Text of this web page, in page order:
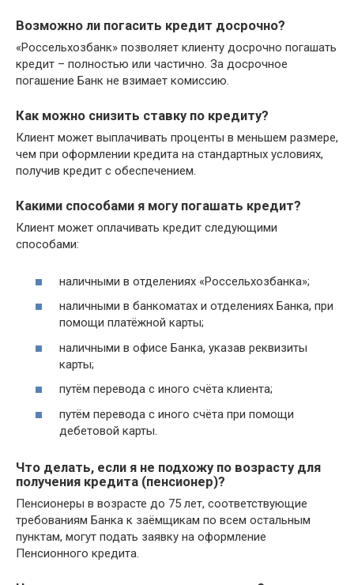
Возможно ли погасить кредит досрочно?
«Россельхозбанк» позволяет клиенту досрочно погашать
кредит – полностью или частично. За досрочное
погашение Банк не взимает комиссию.
Как можно снизить ставку по кредиту?
Клиент может выплачивать проценты в меньшем размере,
чем при оформлении кредита на стандартных условиях,
получив кредит с обеспечением.
Какими способами я могу погашать кредит?
Клиент может оплачивать кредит следующими
способами:
наличными в отделениях «Россельхозбанка»;
наличными в банкоматах и отделениях Банка, при
помощи платёжной карты;
наличными в офисе Банка, указав реквизиты
карты;
путём перевода с иного счёта клиента;
путём перевода с иного счёта при помощи
дебетовой карты.
Что делать, если я не подхожу по возрасту для
получения кредита (пенсионер)?
Пенсионеры в возрасте до 75 лет, соответствующие
требованиям Банка к заёмщикам по всем остальным
пунктам, могут подать заявку на оформление
Пенсионного кредита.